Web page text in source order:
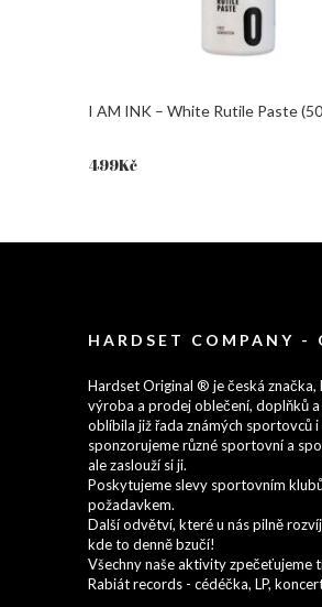
I AM INK – White Rutile Paste
499Kč
HARDSET COMPANY -
Hardset Original ® je česká
výroba a prodej oblečení, doplňků
oblíbila již řada známých sportovců
sponzorujeme různé sportovní a
ale zaslouží si ji.
Poskytujeme slevy sportovním
požadavkem.
Další odvětví, které u nás pilně
kde to denně bzučí!
Všechny naše aktivity zpečeťujeme
Rabiát records - cédéčka, LP,